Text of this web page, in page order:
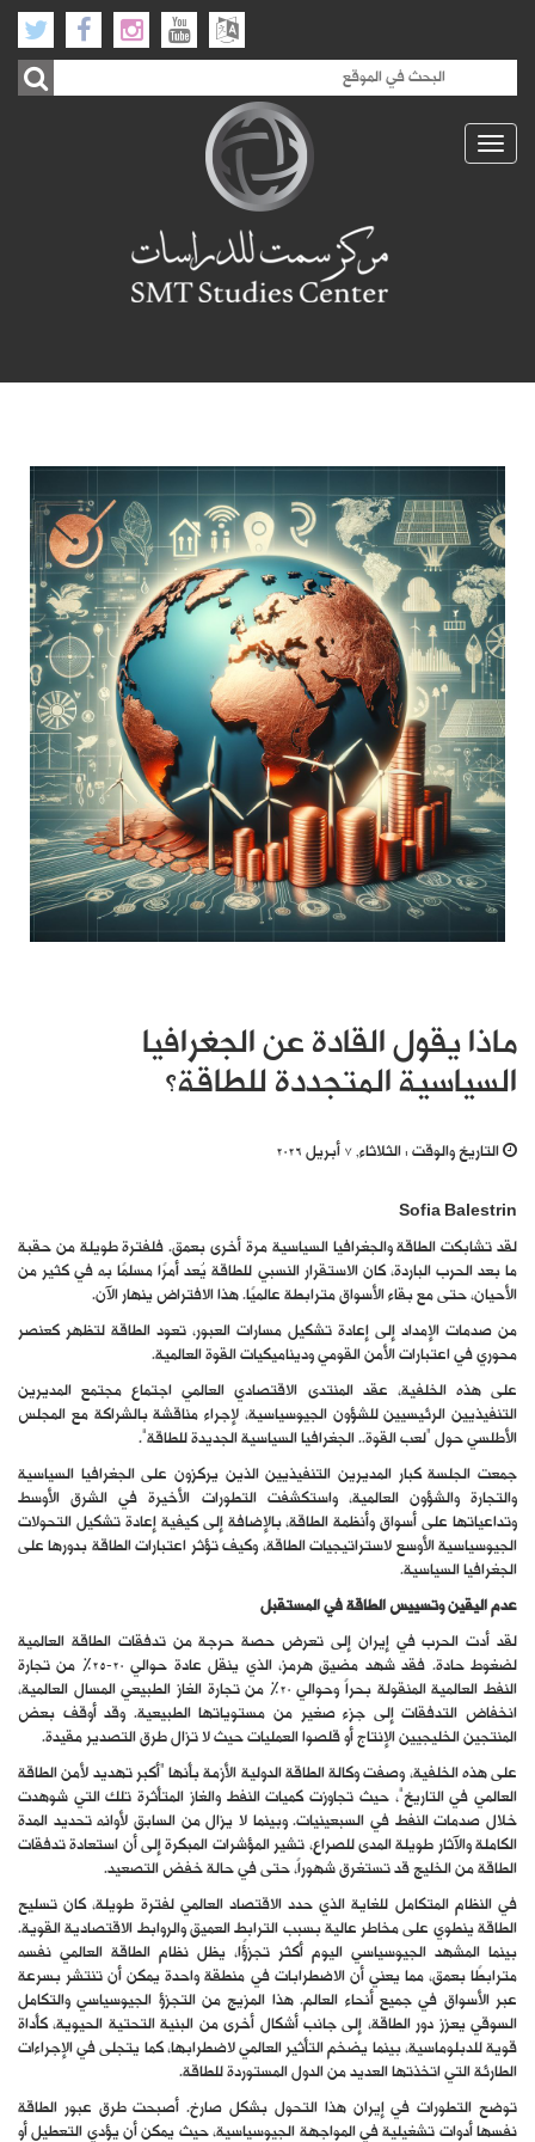
Toggle
navigation
ماذا يقول القادة عن الجغرافيا
السياسية المتجددة للطاقة؟
التاريخ والوقت :الثلاثاء, 7 أبريل 2026
Sofia Balestrin
لقد تشابكت الطاقة والجغرافيا السياسية مرة أخرى بعمق. فلفترة طويلة من حقبة
ما بعد الحرب الباردة، كان الاستقرار النسبي للطاقة يُعد أمرًا مسلمًا به في كثير من
الأحيان، حتى مع بقاء الأسواق مترابطة عالميًا. هذا الافتراض ينهار الآن.
من صدمات الإمداد إلى إعادة تشكيل مسارات العبور، تعود الطاقة لتظهر كعنصر
محوري في اعتبارات الأمن القومي وديناميكيات القوة العالمية.
على هذه الخلفية، عقد المنتدى الاقتصادي العالمي اجتماع مجتمع المديرين
التنفيذيين الرئيسيين للشؤون الجيوسياسية، لإجراء مناقشة بالشراكة مع المجلس
الأطلسي حول “لعب القوة.. الجغرافيا السياسية الجديدة للطاقة”.
جمعت الجلسة كبار المديرين التنفيذيين الذين يركزون على الجغرافيا السياسية
والتجارة والشؤون العالمية، واستكشفت التطورات الأخيرة في الشرق الأوسط
وتداعياتها على أسواق وأنظمة الطاقة، بالإضافة إلى كيفية إعادة تشكيل التحولات
الجيوسياسية الأوسع لاستراتيجيات الطاقة، وكيف تؤثر اعتبارات الطاقة بدورها على
الجغرافيا السياسية.
عدم اليقين وتسييس الطاقة في المستقبل
لقد أدت الحرب في إيران إلى تعرض حصة حرجة من تدفقات الطاقة العالمية
لضغوط حادة. فقد شهد مضيق هرمز، الذي ينقل عادة حوالي 20-25% من تجارة
النفط العالمية المنقولة بحراً وحوالي 20% من تجارة الغاز الطبيعي المسال العالمية،
انخفاض التدفقات إلى جزء صغير من مستوياتها الطبيعية. وقد أوقف بعض
المنتجين الخليجيين الإنتاج أو قلصوا العمليات حيث لا تزال طرق التصدير مقيدة.
على هذه الخلفية، وصفت وكالة الطاقة الدولية الأزمة بأنها “أكبر تهديد لأمن الطاقة
العالمي في التاريخ”، حيث تجاوزت كميات النفط والغاز المتأثرة تلك التي شوهدت
خلال صدمات النفط في السبعينيات. وبينما لا يزال من السابق لأوانه تحديد المدة
الكاملة والآثار طويلة المدى للصراع، تشير المؤشرات المبكرة إلى أن استعادة تدفقات
الطاقة من الخليج قد تستغرق شهوراً، حتى في حالة خفض التصعيد.
في النظام المتكامل للغاية الذي حدد الاقتصاد العالمي لفترة طويلة، كان تسليح
الطاقة ينطوي على مخاطر عالية بسبب الترابط العميق والروابط الاقتصادية القوية.
بينما المشهد الجيوسياسي اليوم أكثر تجزؤًا، يظل نظام الطاقة العالمي نفسه
مترابطًا بعمق، مما يعني أن الاضطرابات في منطقة واحدة يمكن أن تنتشر بسرعة
عبر الأسواق في جميع أنحاء العالم. هذا المزيج من التجزؤ الجيوسياسي والتكامل
السوقي يعزز دور الطاقة، إلى جانب أشكال أخرى من البنية التحتية الحيوية، كأداة
قوية للدبلوماسية، بينما يضخم التأثير العالمي لاضطرابها، كما يتجلى في الإجراءات
الطارئة التي اتخذتها العديد من الدول المستوردة للطاقة.
توضح التطورات في إيران هذا التحول بشكل صارخ. أصبحت طرق عبور الطاقة
نفسها أدوات تشغيلية في المواجهة الجيوسياسية، حيث يمكن أن يؤدي التعطيل أو